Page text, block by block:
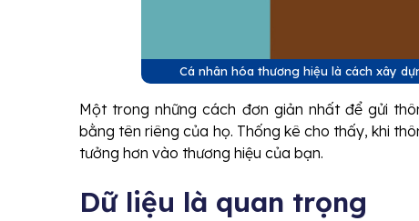
Cá nhân hóa thương hiệu là cách xây
Một trong những cách đơn giản nhất để gửi
bằng tên riêng của họ. Thống kê cho thấy, khi
tưởng hơn vào thương hiệu của bạn.
Dữ liệu là quan trọng